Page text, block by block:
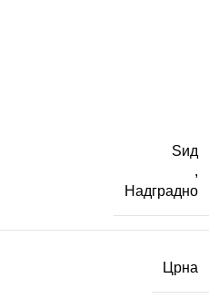
Ѕид
,
Надградно
Црна